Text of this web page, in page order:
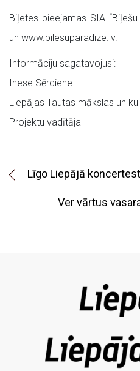
Biļetes pieejamas SIA
un www.bilesuparadize.lv.
Informāciju sagatavojusi:
Inese Sērdiene
Liepājas Tautas mākslas un
Projektu vadītāja
Līgo Liepājā
Ver vārtus